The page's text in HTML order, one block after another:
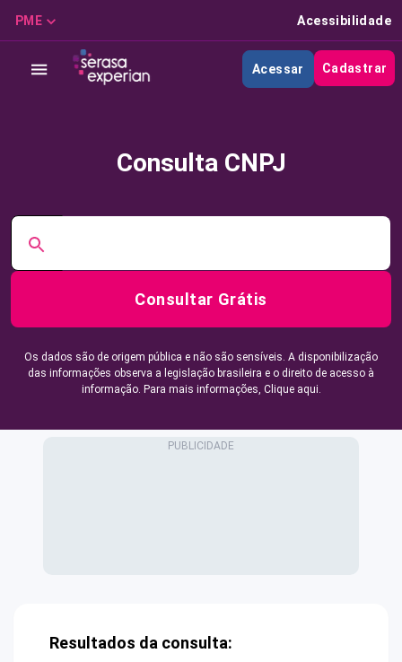
PME Acessibilidade
Acessar Cadastrar
Consulta CNPJ
Consultar Grátis
Os dados são de origem pública e não são sensíveis. A disponibilização
das informações observa a legislação brasileira e o direito de acesso à
informação. Para mais informações, Clique aqui.
Resultados da consulta: